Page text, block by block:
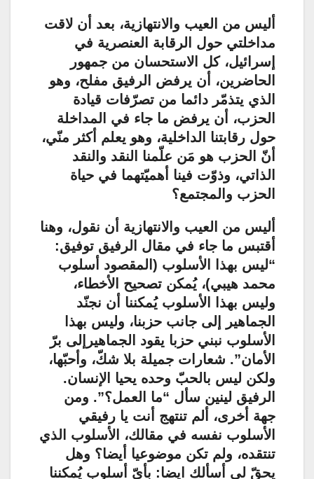
أليس من العيب والانتهازية، بعد أن لاقت
مداخلتي حول الرقابة العنصرية في
إسرائيل، كل الاستحسان من جمهور
الحاضرين، أن يرفض الرفيق مفلح، وهو
الذي يتذمّر دائما من تصرّفات قيادة
الحزب، أن يرفض ما جاء في المداخلة
حول رقابتنا الداخلية، وهو يعلم أكثر منّي،
أنّ الحزب هو مَن علّمنا النقد والنقد
الذاتي، وذوّت فينا أهميّتهما في حياة
الحزب والمجتمع؟
أليس من العيب والانتهازية أن نقول، وهنا
أقتبس ما جاء في مقال الرفيق توفيق:
“ليس بهذا الأسلوب (المقصود أسلوب
محمد هيبي)، يُمكن تصحيح الأخطاء،
وليس بهذا الأسلوب يُمكننا أن نجنّد
الجماهير إلى جانب حزبنا، وليس بهذا
الأسلوب نبني حزبا يقود الجماهيرإلى برّ
الأمان”. شعارات جميلة بلا شكّ، وأحبّها،
ولكن ليس بالحبّ وحده يحيا الإنسان.
الرفيق لينين سأل “ما العمل؟”. ومن
جهة أخرى، ألم تنتهج أنت يا رفيقي
الأسلوب نفسه في مقالك، الأسلوب الذي
تنتقده، ولم تكن موضوعيا أيضا؟ وهل
يحقّ لي أسألك ايضا: بأيّ أسلوب يُمكننا